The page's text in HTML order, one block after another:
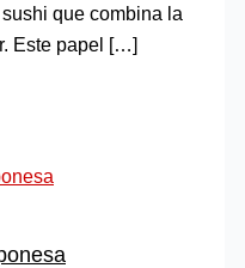
que combina la
Este papel […]